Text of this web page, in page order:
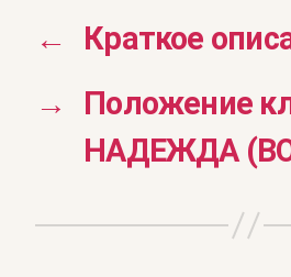
←
Краткое
→
Положение
НАДЕЖДА